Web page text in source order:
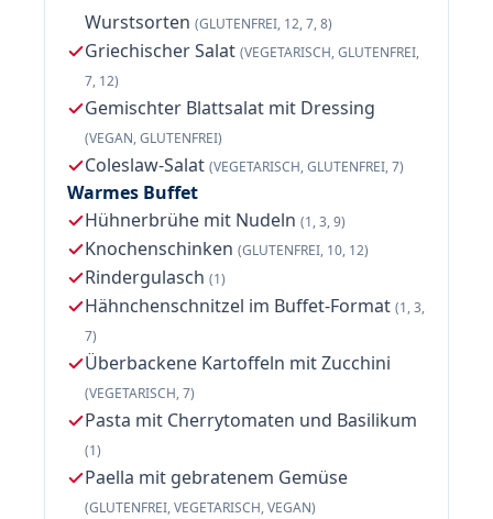
Wurstsorten (GLUTENFREI, 12, 7, 8)
Griechischer Salat (VEGETARISCH, GLUTENFREI,
7, 12)
Gemischter Blattsalat mit Dressing
(VEGAN, GLUTENFREI)
Coleslaw-Salat (VEGETARISCH, GLUTENFREI, 7)
Warmes Buffet
Hühnerbrühe mit Nudeln (1, 3, 9)
Knochenschinken (GLUTENFREI, 10, 12)
Rindergulasch (1)
Hähnchenschnitzel im Buffet-Format (1, 3,
7)
Überbackene Kartoffeln mit Zucchini
(VEGETARISCH, 7)
Pasta mit Cherrytomaten und Basilikum
(1)
Paella mit gebratenem Gemüse
(GLUTENFREI, VEGETARISCH, VEGAN)